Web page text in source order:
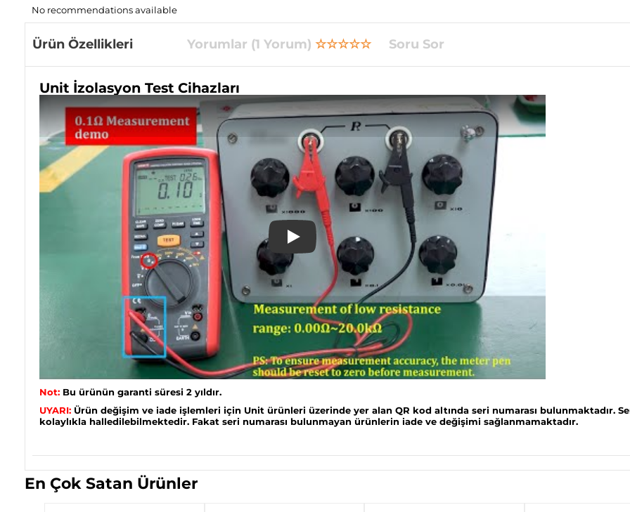
No recommendations available
Ürün Özellikleri Yorumlar (1 Yorum) ☆☆☆☆☆ Soru Sor
Unit İzolasyon Test Cihazları
Play
Not: Bu ürünün garanti süresi 2 yıldır.
UYARI: Ürün değişim ve iade işlemleri için Unit ürünleri üzerinde yer alan QR kod altında seri numarası bulunmaktadır.
kolaylıkla halledilebilmektedir. Fakat seri numarası bulunmayan ürünlerin iade ve değişimi sağlanmamaktadır.
En Çok Satan Ürünler